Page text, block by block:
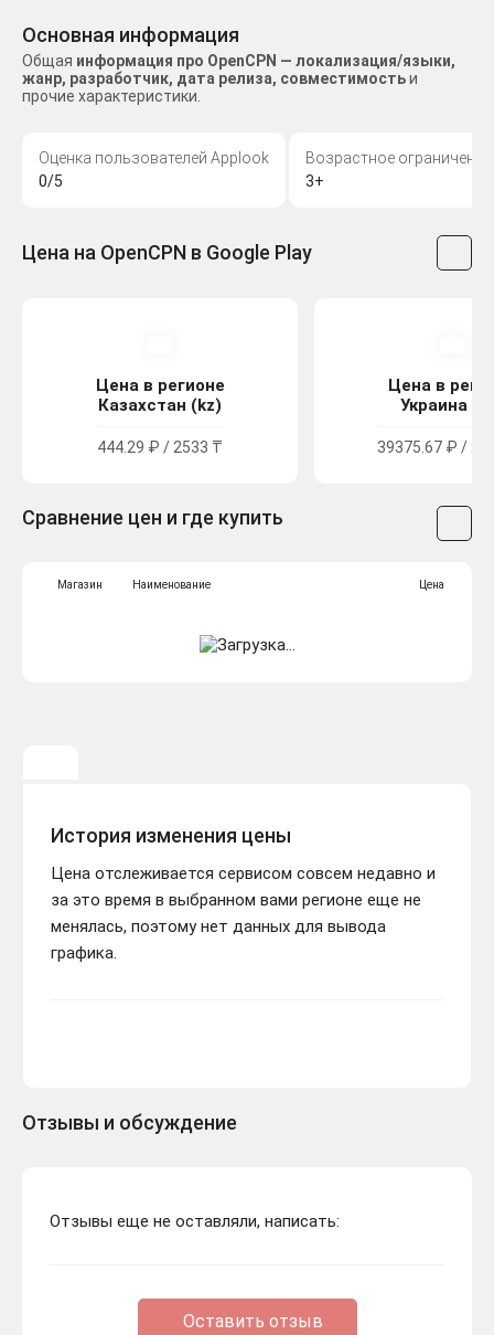
Основная информация
Общая информация про OpenCPN — локализация/языки,
жанр, разработчик, дата релиза, совместимостьи
прочие характеристики.
Оценка пользователей Applook
0/5
Возрастное ограничение
3+
Цена на OpenCPN в Google Play
Цена в регионе
Казахстан (kz)
444.29 ₽ / 2533 ₸
Цена в
Украина
39375.67 ₽ /
Сравнение цен и где купить
Магазин Наименование Цена
История изменения цены
Цена отслеживается сервисом совсем недавно и
за это время в выбранном вами регионе еще не
менялась, поэтому нет данных для вывода
графика.
Отзывы и обсуждение
Отзывы еще не оставляли, написать:
Оставить отзыв